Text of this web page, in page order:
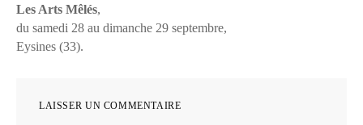
Les Arts Mêlés,
du samedi 28 au dimanche 29 septembre,
Eysines (33).
LAISSER UN COMMENTAIRE